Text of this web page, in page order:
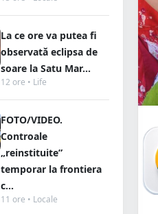
La ce ore va putea fi
observată eclipsa de
soare la Satu Mar...
12 ore • Life
FOTO/VIDEO.
Controale
„reinstituite”
temporar la frontiera
c...
11 ore • Locale